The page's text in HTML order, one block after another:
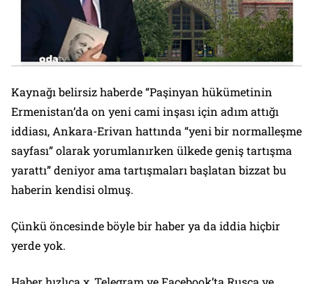
Kaynağı belirsiz haberde “Paşinyan hükümetinin
Ermenistan’da on yeni cami inşası için adım attığı
iddiası, Ankara-Erivan hattında “yeni bir normalleşme
sayfası” olarak yorumlanırken ülkede geniş tartışma
yarattı” deniyor ama tartışmaları başlatan bizzat bu
haberin kendisi olmuş.
Çünkü öncesinde böyle bir haber ya da iddia hiçbir
yerde yok.